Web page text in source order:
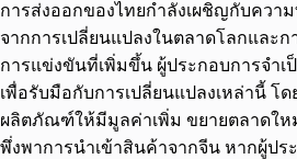
การส่งออกของไทยกำลังเผชิญกับควา
จากการเปลี่ยนแปลงในตลาดโลกและ
การแข่งขันที่เพิ่มขึ้น ผู้ประกอบการจำเ
เพื่อรับมือกับการเปลี่ยนแปลงเหล่านี้ โ
ผลิตภัณฑ์ให้มีมูลค่าเพิ่ม ขยายตลาดให
พึ่งพาการนำเข้าสินค้าจากจีน หากผู้ปร